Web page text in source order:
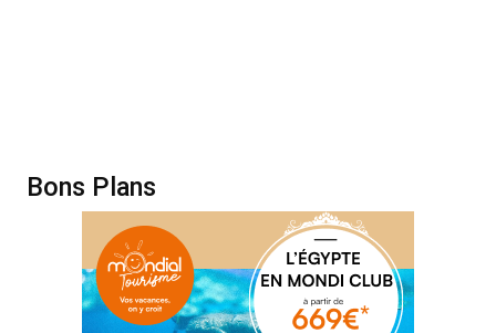
Bons Plans